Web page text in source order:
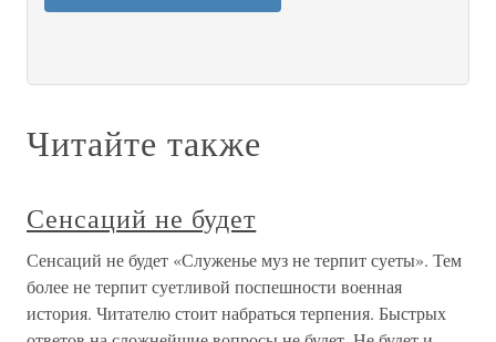
Читайте также
Сенсаций не будет
Сенсаций не будет «Служенье муз не терпит суеты». Тем
более не терпит суетливой поспешности военная
история. Читателю стоит набраться терпения. Быстрых